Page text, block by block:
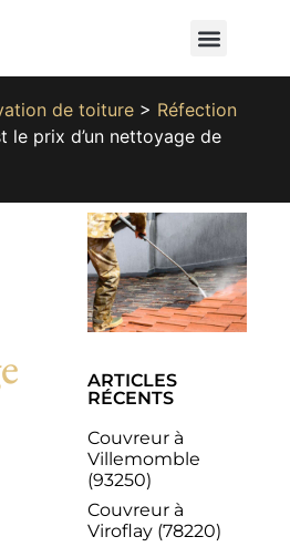
de toiture> Réfection
le prix d’un nettoyage de
ARTICLES
RÉCENTS
Couvreur à
Villemomble
(93250)
Couvreur à
Viroflay (78220)